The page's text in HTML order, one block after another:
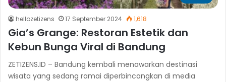
hellozetizens 17 September 2024 1,618
Gia’s Grange: Restoran Estetik dan
Kebun Bunga Viral di Bandung
ZETIZENS.ID – Bandung kembali menawarkan destinasi
wisata yang sedang ramai diperbincangkan di media